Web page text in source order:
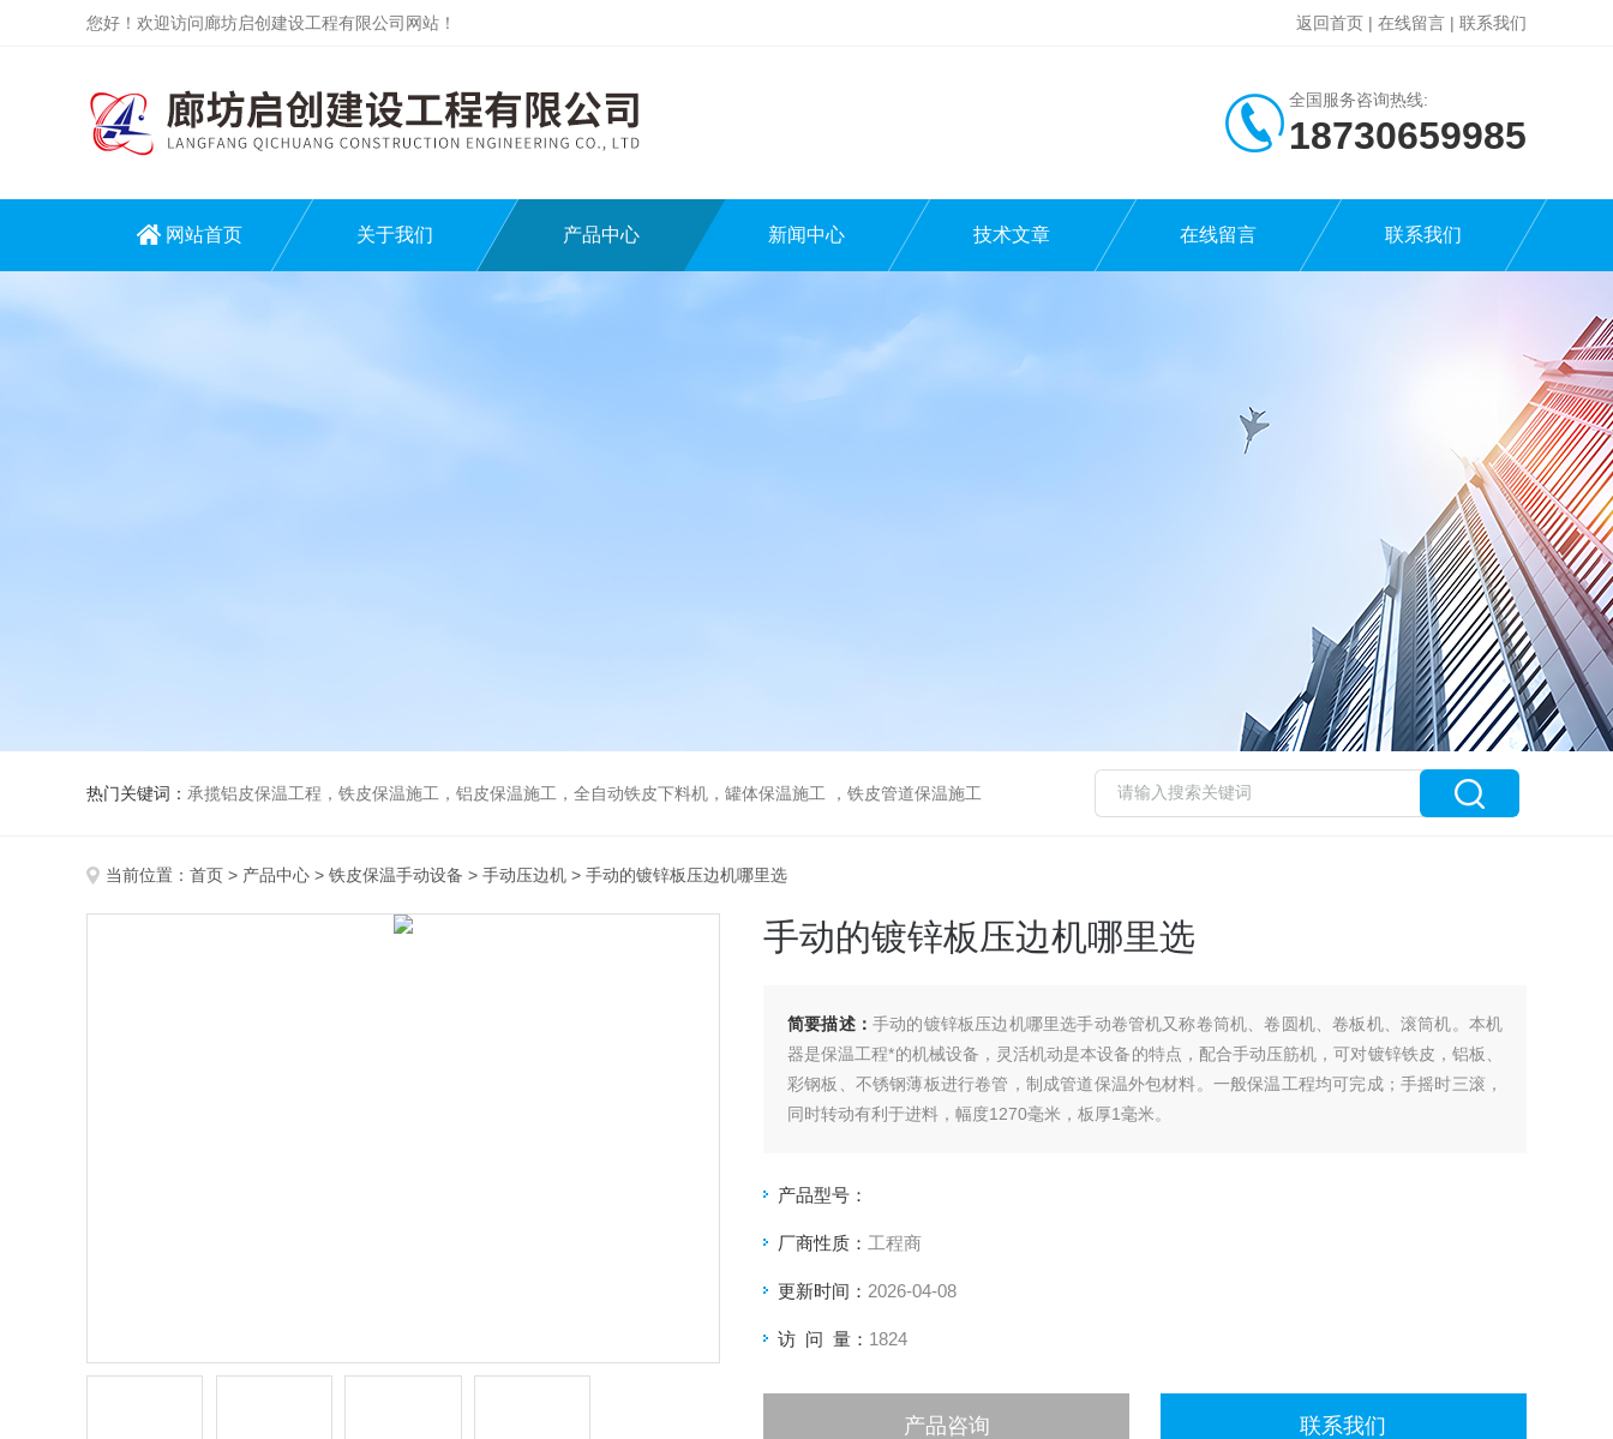
您好！欢迎访问廊坊启创建设工程有限公司网站！ 返回首页 | 在线留言 | 联系我们
全国服务咨询热线:
18730659985
网站首页 关于我们 产品中心 新闻中心 技术文章 在线留言 联系我们
热门关键词： 承揽铝皮保温工程，铁皮保温施工，铝皮保温施工，全自动铁皮下料机，罐体保温施工 ，铁皮管道保温施工
当前位置： 首页 > 产品中心 > 铁皮保温手动设备 > 手动压边机 > 手动的镀锌板压边机哪里选
手动的镀锌板压边机哪里选
简要描述： 手动的镀锌板压边机哪里选手动卷管机又称卷筒机、卷圆机、卷板机、滚筒机。本机
器是保温工程*的机械设备，灵活机动是本设备的特点，配合手动压筋机，可对镀锌铁皮，铝板、
彩钢板、不锈钢薄板进行卷管，制成管道保温外包材料。一般保温工程均可完成；手摇时三滚，
同时转动有利于进料，幅度1270毫米，板厚1毫米。
产品型号：
厂商性质： 工程商
更新时间： 2026-04-08
访 问 量： 1824
产品咨询 联系我们